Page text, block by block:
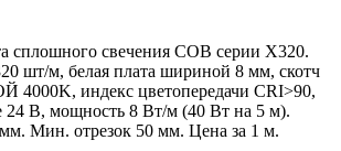
сплошного свечения COB серии X320.
шт/м, белая плата шириной 8 мм, скотч
индекс цветопередачи CRI>90,
24 В, мощность 8 Вт/м (40 Вт на 5 м).
Мин. отрезок 50 мм. Цена за 1 м.